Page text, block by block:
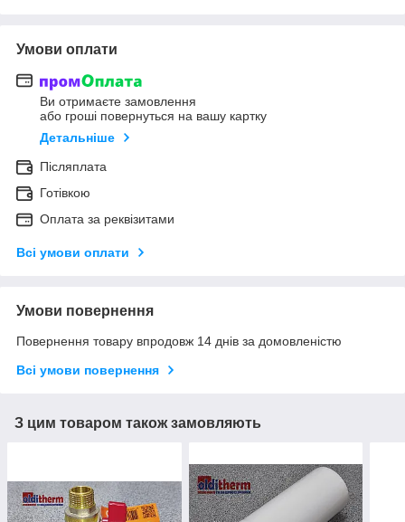
Умови оплати
Ви отримаєте замовлення
або гроші повернуться на вашу картку
Детальніше
Післяплата
Готівкою
Оплата за реквізитами
Всі умови оплати
Умови повернення
Повернення товару впродовж 14 днів за домовленістю
Всі умови повернення
З цим товаром також замовляють